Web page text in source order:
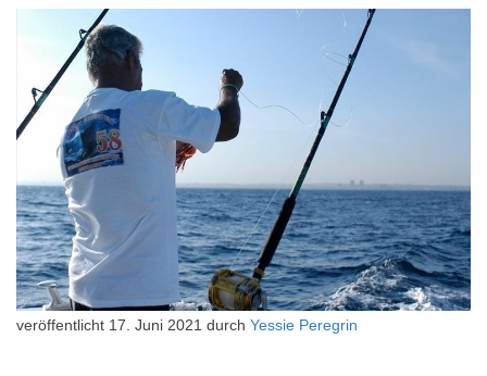
veröffentlicht 17. Juni 2021 durch Yessie Peregrin